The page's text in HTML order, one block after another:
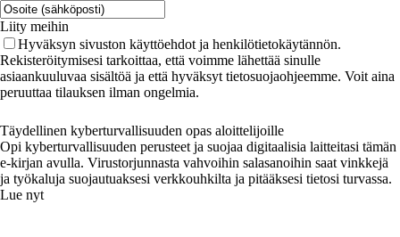
Liity meihin
Hyväksyn sivuston käyttöehdot ja henkilötietokäytännön.
Rekisteröitymisesi tarkoittaa, että voimme lähettää sinulle
asiaankuuluvaa sisältöä ja että hyväksyt tietosuojaohjeemme. Voit aina
peruuttaa tilauksen ilman ongelmia.
Täydellinen kyberturvallisuuden opas aloittelijoille
Opi kyberturvallisuuden perusteet ja suojaa digitaalisia laitteitasi tämän
e-kirjan avulla. Virustorjunnasta vahvoihin salasanoihin saat vinkkejä
ja työkaluja suojautuaksesi verkkouhkilta ja pitääksesi tietosi turvassa.
Lue nyt